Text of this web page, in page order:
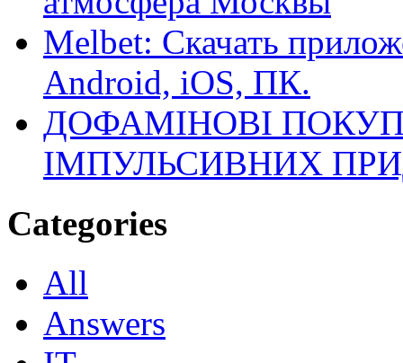
Melbet: Скачать
Android, iOS, ПК.
ДОФАМІНОВІ
ІМПУЛЬСИВНИХ
Categories
All
Answers